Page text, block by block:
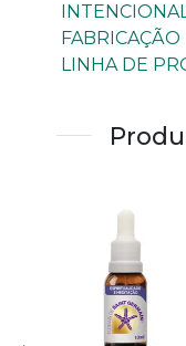
LINHA DE